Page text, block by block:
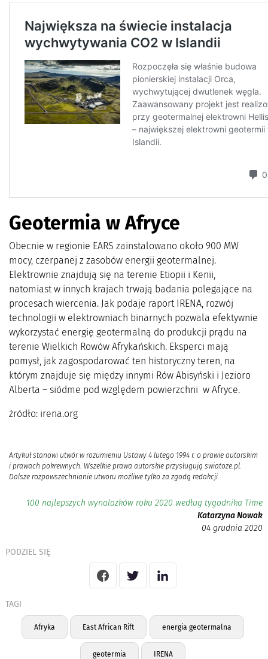
Geotermia w Afryce
Obecnie w regionie EARS zainstalowano około 900 MW
mocy, czerpanej z zasobów energii geotermalnej.
Elektrownie znajdują się na terenie Etiopii i Kenii,
natomiast w innych krajach trwają badania polegające na
procesach wiercenia. Jak podaje raport IRENA, rozwój
technologii w elektrowniach binarnych pozwala efektywnie
wykorzystać energię geotermalną do produkcji prądu na
terenie Wielkich Rowów Afrykańskich. Eksperci mają
pomysł, jak zagospodarować ten historyczny teren, na
którym znajduje się między innymi Rów Abisyński i Jezioro
Alberta – siódme pod względem powierzchni w Afryce.
źródło: irena.org
Artykuł stanowi utwór w rozumieniu Ustawy 4 lutego 1994 r. o prawie autorskim
i prawach pokrewnych. Wszelkie prawa autorskie przysługują swiatoze.pl.
Dalsze rozpowszechnianie utworu możliwe tylko za zgodą redakcji.
100 najlepszych wynalazków roku 2020 według tygodnika Time
Katarzyna Nowak
04 grudnia 2020
PODZIEL SIĘ
TAGI
Afryka East African Rift energia geotermalna
geotermia IRENA